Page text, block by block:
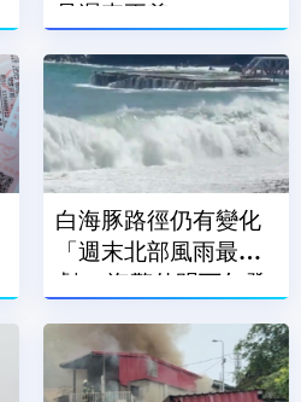
是遲來正義
白海豚路徑仍有變化
「週末北部風雨最
劇」 海警估明下午發